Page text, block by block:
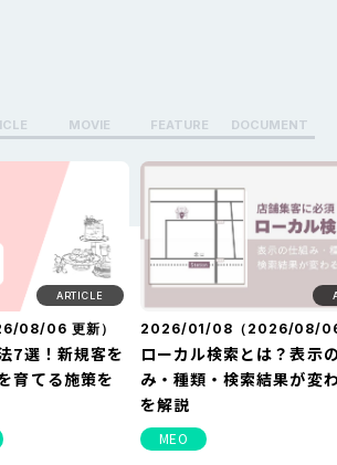
説！できない
？
方・バレない方法を解説
MOVIE FEATURE DOCUMENT
ARTICLE
08/06 更新）
7選！新規客を
育てる施策を
2026/01/08（ 2026/08/
ローカル検索とは？表示
み・種類・検索結果が変
を解説
MEO